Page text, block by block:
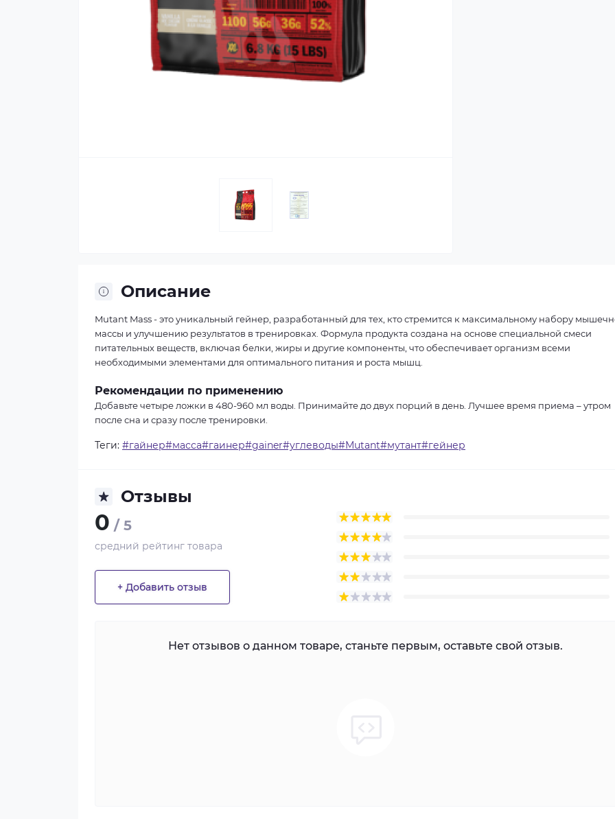
Описание
Mutant Mass - это уникальный гейнер, разработанный для тех, кто стремится к максимальному набору
массы и улучшению результатов в тренировках. Формула продукта создана на основе специальной смеси
питательных веществ, включая белки, жиры и другие компоненты, что обеспечивает организм всеми
необходимыми элементами для оптимального питания и роста мышц.
Рекомендации по применению
Добавьте четыре ложки в 480-960 мл воды. Принимайте до двух порций в день. Лучшее время приема – утром
после сна и сразу после тренировки.
Теги: #гайнер#масса#гаинер#gainer#углеводы#Mutant#мутант#гейнер
Отзывы
0 / 5
средний рейтинг товара
+ Добавить отзыв
Нет отзывов о данном товаре, станьте первым, оставьте свой отзыв.